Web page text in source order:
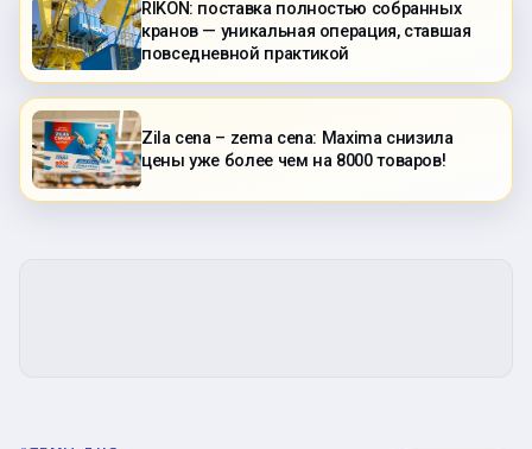
RIKON: поставка полностью собранных
кранов — уникальная операция, ставшая
повседневной практикой
Zila cena – zema cena: Maxima снизила
цены уже более чем на 8000 товаров!